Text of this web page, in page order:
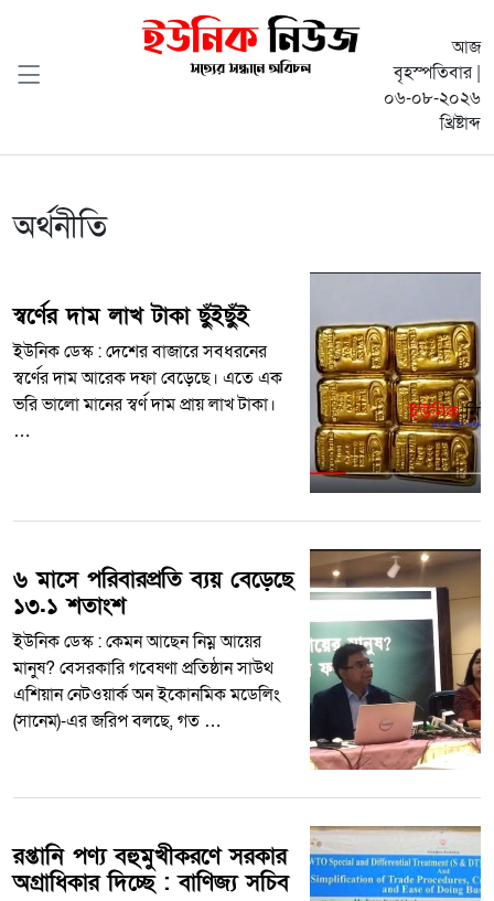
আজ
বৃহস্পতিবার |
০৬-০৮-২০২৬
খ্রিষ্টাব্দ
অর্থনীতি
স্বর্ণের দাম লাখ টাকা ছুঁইছুঁই
ইউনিক ডেস্ক : দেশের বাজারে সবধরনের
স্বর্ণের দাম আরেক দফা বেড়েছে। এতে এক
ভরি ভালো মানের স্বর্ণ দাম প্রায় লাখ টাকা।
…
৬ মাসে পরিবারপ্রতি ব্যয় বেড়েছে
১৩.১ শতাংশ
ইউনিক ডেস্ক : কেমন আছেন নিম্ন আয়ের
মানুষ? বেসরকারি গবেষণা প্রতিষ্ঠান সাউথ
এশিয়ান নেটওয়ার্ক অন ইকোনমিক মডেলিং
(সানেম)-এর জরিপ বলছে, গত …
রপ্তানি পণ্য বহুমুখীকরণে সরকার
অগ্রাধিকার দিচ্ছে : বাণিজ্য সচিব